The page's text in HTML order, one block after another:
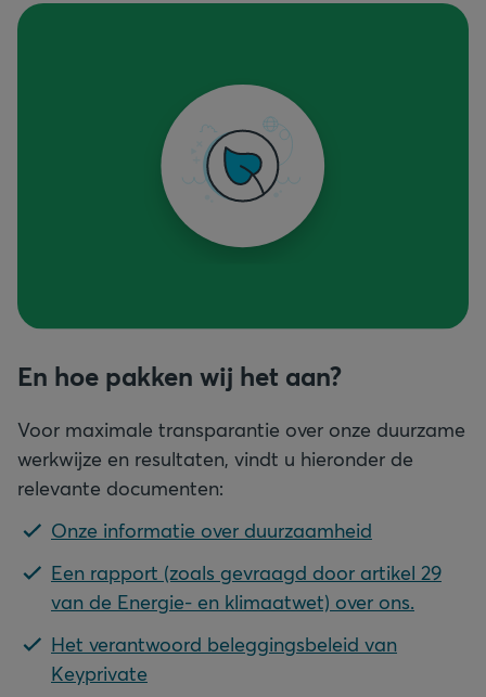
En hoe pakken wij het aan?
Voor maximale transparantie over onze duurzame
werkwijze en resultaten, vindt u hieronder de
relevante documenten:
Onze informatie over duurzaamheid
Een rapport (zoals gevraagd door artikel 29
van de Energie- en klimaatwet) over ons.
Het verantwoord beleggingsbeleid van
Keyprivate